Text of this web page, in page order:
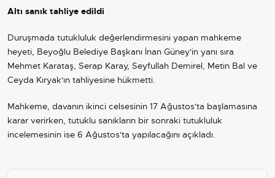
Altı sanık tahliye edildi
Duruşmada tutukluluk değerlendirmesini yapan mahkeme
heyeti, Beyoğlu Belediye Başkanı İnan Güney'in yanı sıra
Mehmet Karataş, Serap Karay, Seyfullah Demirel, Metin Bal ve
Ceyda Kıryak'ın tahliyesine hükmetti.
Mahkeme, davanın ikinci celsesinin 17 Ağustos'ta başlamasına
karar verirken, tutuklu sanıkların bir sonraki tutukluluk
incelemesinin ise 6 Ağustos'ta yapılacağını açıkladı.